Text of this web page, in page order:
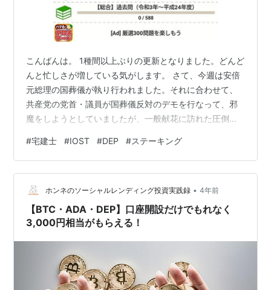
こんばんは。 1種間以上ぶりの更新となりました。どんど
んと忙しさが増している気がします。 さて、今週は安倍
元総理の国葬儀が執り行われました。それに合わせて、
共産党の党首・議員が国葬儀反対のデモを行なって、邪
魔をしようとしていましたが、一般献花に訪れた圧倒的
したといったところでしょうか。 だいたい、弔意を強制
するなといった輩が、弔意を示す人の邪魔をするのはど
ういった思考回路なのか。弔意を示したくないなら、布
団でもかぶって寝てればいいんですよ。反対派が6割！と
反対派をずっと大きく取り上げていたTV局も、結局は放
送するといった状況でしたが、それならそ…
#宅建士 #IOST #DEP #ステーキング
ホンネのソーシャルレンディング投資実践録 • 4年前
【BTC・ADA・DEP】口座開設だけでもれなく
3,000円相当がもらえる！